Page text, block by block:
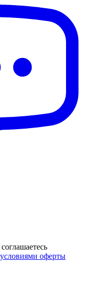
условиями оферты